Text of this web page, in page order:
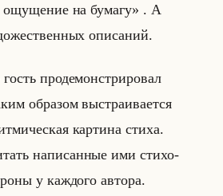
ощущение на бумагу» . А
опи­са­ний.
про­де­мон­стри­ро­вал
об­ра­зом вы­стра­ива­ет­ся
кар­ти­на стиха.
на­пи­сан­ные ими сти­хо­
у каж­до­го ав­то­ра.